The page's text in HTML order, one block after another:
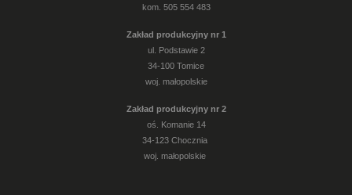
kom. 505 554 483
Zakład produkcyjny nr 1
ul. Podstawie 2
34-100 Tomice
woj. małopolskie
Zakład produkcyjny nr 2
oś. Komanie 14
34-123 Chocznia
woj. małopolskie